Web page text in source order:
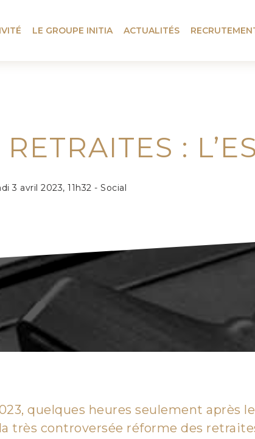
LE GROUPE INITIA ACTUALITÉS
:
3 avril 2023, 11h32 - Social
quelques heures seulement après
très controversée réforme des